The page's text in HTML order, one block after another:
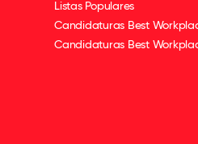
Listas Populares
Candidaturas Best
Candidaturas Best